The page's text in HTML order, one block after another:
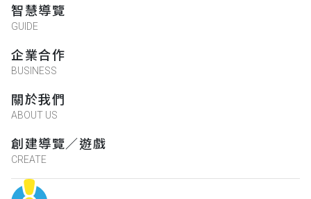
智慧導覽
GUIDE
企業合作
BUSINESS
關於我們
ABOUT US
創建導覽／遊戲
CREATE